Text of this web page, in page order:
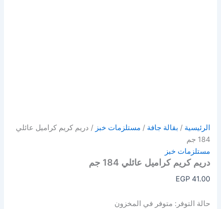
الرئيسية / بقالة جافة / مستلزمات خبز / دريم كريم كراميل عائلي
184 جم
مستلزمات خبز
دريم كريم كراميل عائلي 184 جم
EGP41.00
حالة التوفر: متوفر في المخزون